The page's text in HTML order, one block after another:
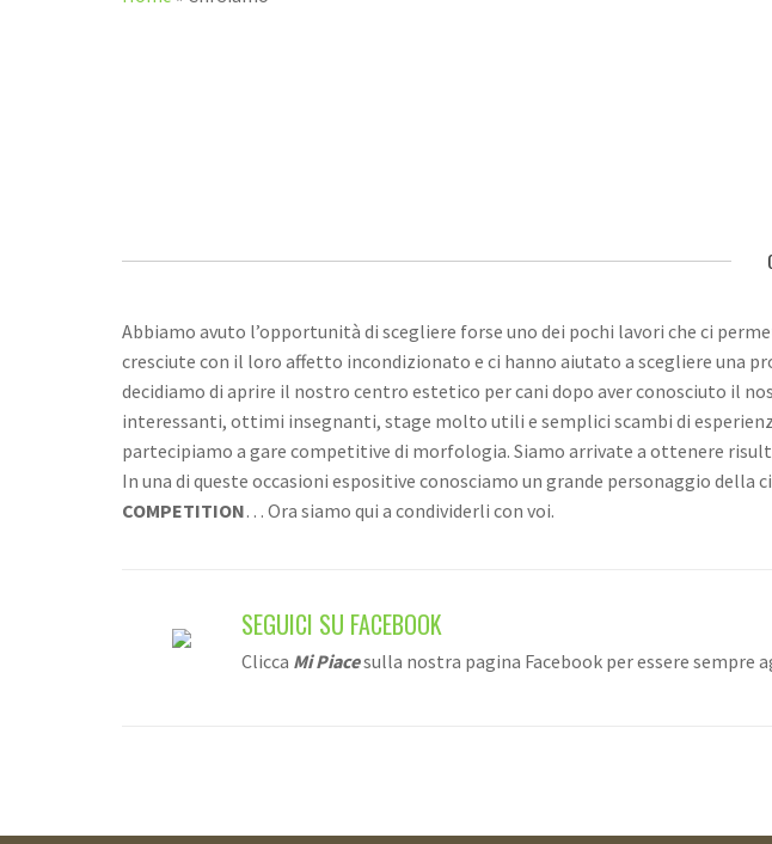
Abbiamo avuto l’opportunità di scegliere forse uno dei pochi lavori che ci
cresciute con il loro affetto incondizionato e ci hanno aiutato a scegliere una
decidiamo di aprire il nostro centro estetico per cani dopo aver conosciuto il
interessanti, ottimi insegnanti, stage molto utili e semplici scambi di
partecipiamo a gare competitive di morfologia. Siamo arrivate a ottenere
In una di queste occasioni espositive conosciamo un grande personaggio
COMPETITION… Ora siamo qui a condividerli con voi.
SEGUICI SU FACEBOOK
Clicca Mi Piacesulla nostra pagina Facebook per essere